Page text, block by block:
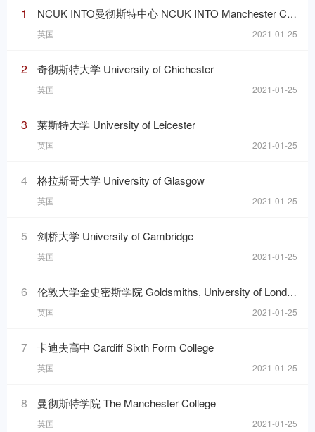
1 NCUK INTO曼彻斯特中心 NCUK INTO Manchester Centre
英国 2021-01-25
2 奇彻斯特大学 University of Chichester
英国 2021-01-25
3 莱斯特大学 University of Leicester
英国 2021-01-25
4 格拉斯哥大学 University of Glasgow
英国 2021-01-25
5 剑桥大学 University of Cambridge
英国 2021-01-25
6 伦敦大学金史密斯学院 Goldsmiths, University of London
英国 2021-01-25
7 卡迪夫高中 Cardiff Sixth Form College
英国 2021-01-25
8 曼彻斯特学院 The Manchester College
英国 2021-01-25